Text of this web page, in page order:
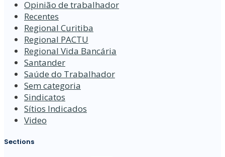
Opinião de trabalhador
Recentes
Regional Curitiba
Regional PACTU
Regional Vida Bancária
Santander
Saúde do Trabalhador
Sem categoria
Sindicatos
Sítios Indicados
Video
Sections